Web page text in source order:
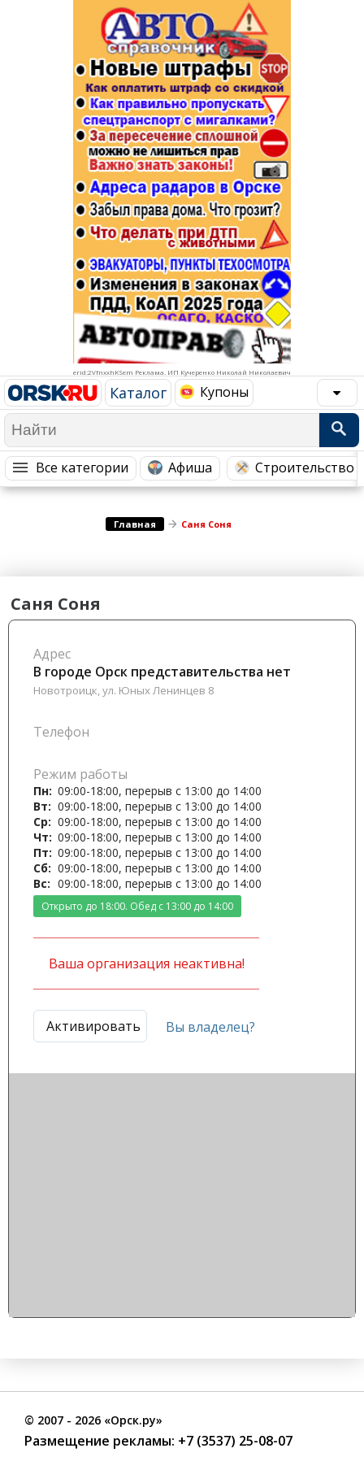
erid:2VfnxxhKSem Реклама. ИП Кучеренко Николай Николаевич
Каталог Купоны
Все категории Афиша Строительство
Афиша
Строительство и ремонт
Авто и мото
Рестораны, кафе, бары
Спорт Фитнес
Недвижимость
Красота Косметология
Медицина Здоровье
Путешествия, Туризм
Гостиницы
Образование
Бытовые услуги
СМИ и Реклама
Телекоммуникации и связь
Торговля
Бизнес и финансы
Юристы, Экспертиза, Страхование
Ремонт
Социальные организации
Это интересно
Администрация
Промышленность
Сельское хозяйство
Ветеринария, Зоотовары
Курьерская служба, Службы до...
Купоны
Популярное →
Строительство и ремонт
Главная Саня Соня
Саня Соня
Адрес
В городе Орск представительства нет
Новотроицк, ул. Юных Ленинцев 8
Телефон
Режим работы
Пн: 09:00-18:00, перерыв с 13:00 до 14:00
Вт: 09:00-18:00, перерыв с 13:00 до 14:00
Ср: 09:00-18:00, перерыв с 13:00 до 14:00
Чт: 09:00-18:00, перерыв с 13:00 до 14:00
Пт: 09:00-18:00, перерыв с 13:00 до 14:00
Сб: 09:00-18:00, перерыв с 13:00 до 14:00
Вс: 09:00-18:00, перерыв с 13:00 до 14:00
Открыто до 18:00. Обед с 13:00 до 14:00
Ваша организация неактивна!
Активировать Вы владелец?
© 2007 - 2026 «Орск.ру»
Размещение рекламы: +7 (3537) 25-08-07